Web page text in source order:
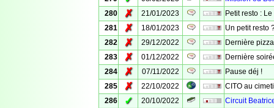
280
✗ 21/01/2023
Petit resto :
281
✗ 18/01/2023
Un petit resto
282
✗ 29/12/2022
Dernière
283
✗ 01/12/2022
Dernière
284
✗ 07/11/2022
Pause déj !
285
✗ 22/10/2022
CITO au
286
✓ 20/10/2022
Circuit